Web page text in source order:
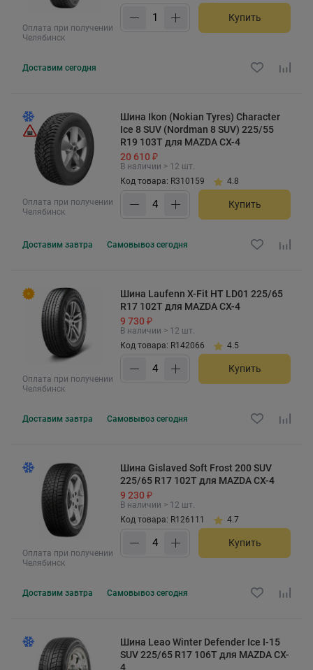
Оплата при получении
Челябинск
Купить
Доставим сегодня
Оплата при получении
Челябинск
Шина Ikon (Nokian Tyres) Character
Ice 8 SUV (Nordman 8 SUV) 225/55
R19 103T для MAZDA CX-4
20 610 ₽
В наличии > 12 шт.
Код товара: R310159
4.8
Купить
Доставим завтра Самовывоз сегодня
Оплата при получении
Челябинск
Шина Laufenn X-Fit HT LD01 225/65
R17 102T для MAZDA CX-4
9 730 ₽
В наличии > 12 шт.
Код товара: R142066
4.5
Купить
Доставим завтра Самовывоз сегодня
Оплата при получении
Челябинск
Шина Gislaved Soft Frost 200 SUV
225/65 R17 102T для MAZDA CX-4
9 230 ₽
В наличии > 12 шт.
Код товара: R126111
4.7
Купить
Доставим завтра Самовывоз сегодня
Шина Leao Winter Defender Ice I-15
SUV 225/65 R17 106T для MAZDA CX-
4